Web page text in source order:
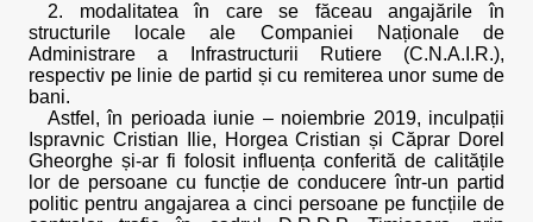
2. modalitatea în care se făceau angajările în
structurile locale ale Companiei Naționale de
Administrare a Infrastructurii Rutiere (C.N.A.I.R.),
respectiv pe linie de partid și cu remiterea unor sume de
bani.
Astfel, în perioada iunie – noiembrie 2019, inculpații
Ispravnic Cristian Ilie, Horgea Cristian și Căprar Dorel
Gheorghe și-ar fi folosit influența conferită de calitățile
lor de persoane cu funcție de conducere într-un partid
politic pentru angajarea a cinci persoane pe funcțiile de